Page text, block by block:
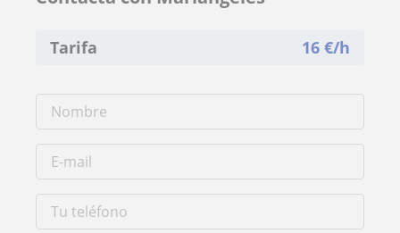
Tarifa 16 €/h